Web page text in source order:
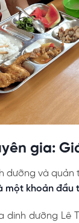
gia:
dưỡng và quản
một khoản đầu
dinh dưỡng